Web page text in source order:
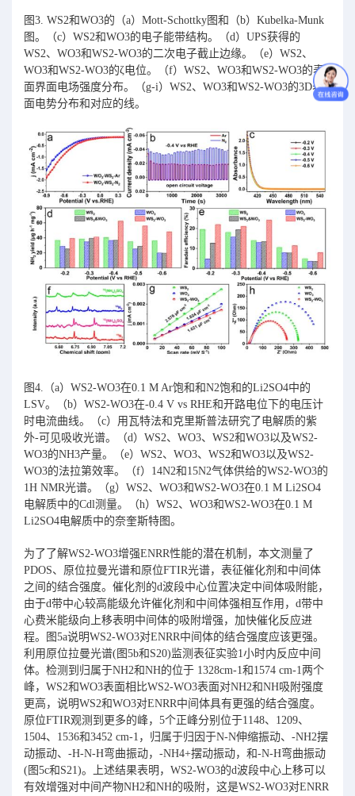
图3. WS2和WO3的（a）Mott-Schottky图和（b）Kubelka-Munk
图。（c）WS2和WO3的电子能带结构。（d）UPS获得的
WS2、WO3和WS2-WO3的二次电子截止边缘。（e）WS2、
WO3和WS2-WO3的ζ电位。（f）WS2、WO3和WS2-WO3的表
面界面电场强度分布。（g-i）WS2、WO3和WS2-WO3的3D表
面电势分布和对应的线。
图4.（a）WS2-WO3在0.1 M Ar饱和和N2饱和的Li2SO4中的
LSV。（b）WS2-WO3在-0.4 V vs RHE和开路电位下的电压计
时电流曲线。（c）用瓦特法和克里斯普法研究了电解质的紫
外-可见吸收光谱。（d）WS2、WO3、WS2和WO3以及WS2-
WO3的NH3产量。（e）WS2、WO3、WS2和WO3以及WS2-
WO3的法拉第效率。（f）14N2和15N2气体供给的WS2-WO3的
1H NMR光谱。（g）WS2、WO3和WS2-WO3在0.1 M Li2SO4
电解质中的Cdl测量。（h）WS2、WO3和WS2-WO3在0.1 M
Li2SO4电解质中的奈奎斯特图。
为了了解WS2-WO3增强ENRR性能的潜在机制，本文测量了
PDOS、原位拉曼光谱和原位FTIR光谱，表征催化剂和中间体
之间的结合强度。催化剂的d波段中心位置决定中间体吸附能，
由于d带中心较高能级允许催化剂和中间体强相互作用，d带中
心费米能级向上移表明中间体的吸附增强，加快催化反应进
程。图5a说明WS2-WO3对ENRR中间体的结合强度应该更强。
利用原位拉曼光谱(图5b和S20)监测表征实验1小时内反应中间
体。检测到归属于NH2和NH的位于 1328cm-1和1574 cm-1两个
峰，WS2和WO3表面相比WS2-WO3表面对NH2和NH吸附强度
更高，说明WS2和WO3对ENRR中间体具有更强的结合强度。
原位FTIR观测到更多的峰，5个正峰分别位于1148、1209、
1504、1536和3452 cm-1，归属于归因于N-N伸缩振动、-NH2摆
动振动、-H-N-H弯曲振动，-NH4+摆动振动，和-N-H弯曲振动
(图5c和S21)。上述结果表明，WS2-WO3的d波段中心上移可以
有效增强对中间产物NH2和NH的吸附，这是WS2-WO3对ENRR